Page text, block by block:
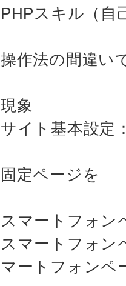
PHPスキル（自
操作法の間違い
現象
サイト基本設
固定ページ
スマートフォ
スマートフォ
マートフォンペ